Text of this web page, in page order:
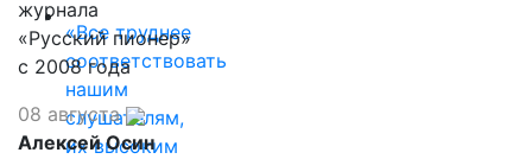
«Все труднее
соответствовать
нашим
слушателям,
их высоким
журнала
«Русский пионер»
с 2008 года
08 августа
Алексей Осин